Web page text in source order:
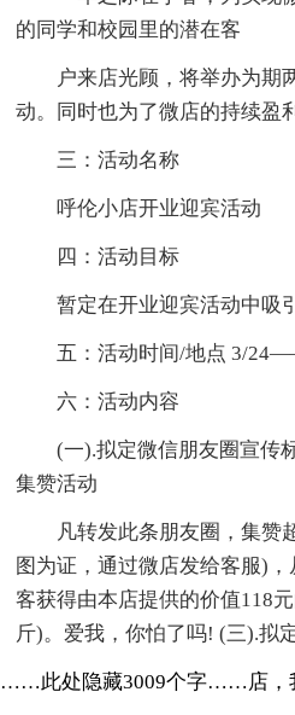
的同学和校园里的潜在客
户来店光顾，将举办为期
动。同时也为了微店的持续盈
三：活动名称
呼伦小店开业迎宾活动
四：活动目标
暂定在开业迎宾活动中吸
五：活动时间/地点 3/
六：活动内容
(一).拟定微信朋友圈宣传
集赞活动
凡转发此条朋友圈，集赞
图为证，通过微店发给客服)
客获得由本店提供的价值118
斤)。爱我，你怕了吗! (三).拟
……此处隐藏3009个字……店，我